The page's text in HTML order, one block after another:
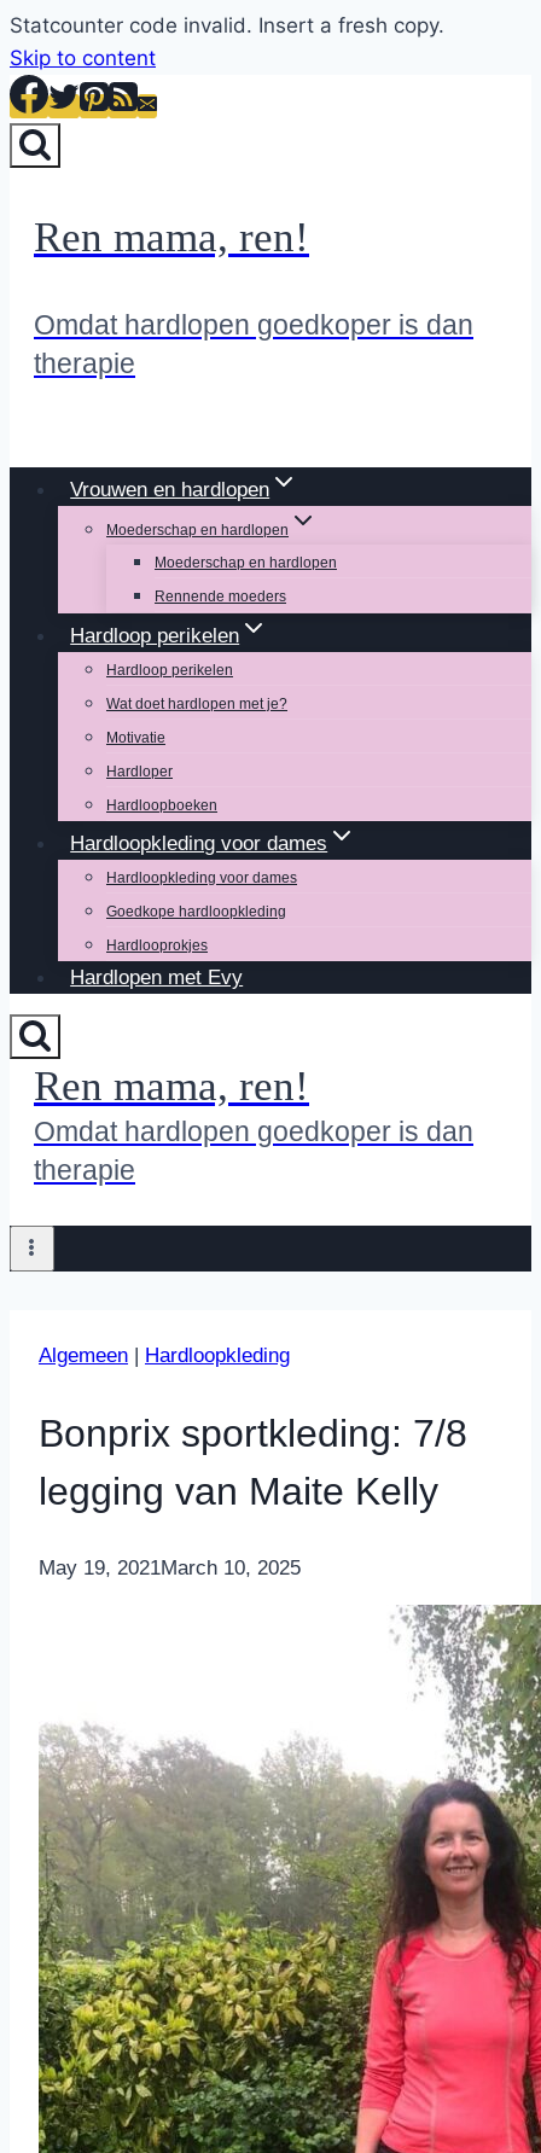
Statcounter code invalid. Insert a fresh copy.
Skip to content
Ren mama, ren!
Omdat hardlopen goedkoper is dan
therapie
Vrouwen en hardlopen
Moederschap en hardlopen
Moederschap en hardlopen
Rennende moeders
Hardloop perikelen
Hardloop perikelen
Wat doet hardlopen met je?
Motivatie
Hardloper
Hardloopboeken
Hardloopkleding voor dames
Hardloopkleding voor dames
Goedkope hardloopkleding
Hardlooprokjes
Hardlopen met Evy
Ren mama, ren!
Omdat hardlopen goedkoper is dan
therapie
Algemeen Hardloopkleding
Bonprix sportkleding: 7/8
legging van Maite Kelly
ByNicole
May 19, 2021March 10, 2025